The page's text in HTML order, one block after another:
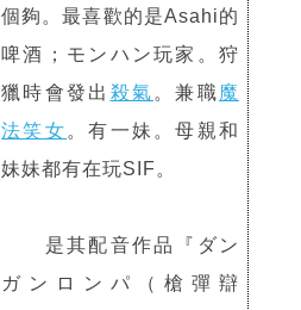
個夠。最喜歡的是Asahi的
啤酒；モンハン玩家。狩
獵時會發出 殺氣 。兼職魔
法笑女 。有一妹。母親和
妹妹都有在玩SIF。
是其配音作品『ダン
ガンロンパ（槍彈辯